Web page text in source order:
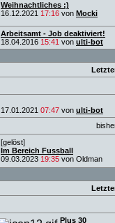
Weihnachtliches :)
16.12.2021 17:16 von Mocki
Arbeitsamt - Job deaktiviert!
18.04.2016 15:41 von ulti-bot
17.01.2021 07:47 von ulti-bot
[gelöst]
Im Bereich Fussball
09.03.2023 19:35 von Oldman
Plus 30